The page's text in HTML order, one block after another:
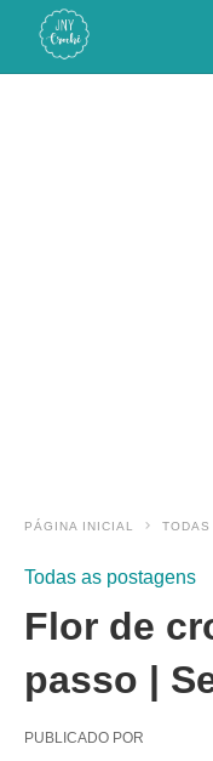
PÁGINA INICIAL TODAS
Todas as postagens
Flor de
passo |
PUBLICADO POR